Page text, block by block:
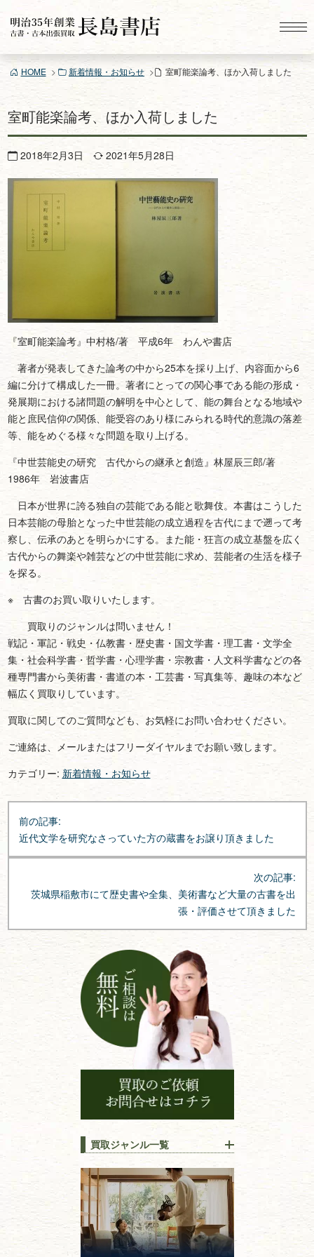
ン
ツ
ス
キ
プ
HOME 新着情報・お知らせ 室町能楽論考、ほか入荷しました
室町能楽論考、ほか入荷しました
2018年2月3日 2021年5月28日
『室町能楽論考』中村格/著 平成6年 わんや書店
著者が発表してきた論考の中から25本を採り上げ、内容面から6
編に分けて構成した一冊。著者にとっての関心事である能の形成・
発展期における諸問題の解明を中心として、能の舞台となる地域や
能と庶民信仰の関係、能受容のあり様にみられる時代的意識の落差
等、能をめぐる様々な問題を取り上げる。
『中世芸能史の研究 古代からの継承と創造』林屋辰三郎/著
1986年 岩波書店
日本が世界に誇る独自の芸能である能と歌舞伎。本書はこうした
日本芸能の母胎となった中世芸能の成立過程を古代にまで遡って考
察し、伝承のあとを明らかにする。また能・狂言の成立基盤を広く
古代からの舞楽や雑芸などの中世芸能に求め、芸能者の生活を様子
を探る。
※ 古書のお買い取りいたします。
買取りのジャンルは問いません！
戦記・軍記・戦史・仏教書・歴史書・国文学書・理工書・文学全
集・社会科学書・哲学書・心理学書・宗教書・人文科学書などの各
種専門書から美術書・書道の本・工芸書・写真集等、趣味の本など
幅広く買取りしています。
買取に関してのご質問なども、お気軽にお問い合わせください。
ご連絡は、メールまたはフリーダイヤルまでお願い致します。
カテゴリー: 新着情報・お知らせ
投
稿
ナ
ビ
シ
ョ
ン
前の記事:
近代文学を研究なさっていた方の蔵書をお譲り頂きました
次の記事:
茨城県稲敷市にて歴史書や全集、美術書など大量の古書を出
張・評価させて頂きました
買取ジャンル一覧
江戸時代の書物
唐本・漢籍・
中国書物・朝鮮本
錦絵・浮世絵・版画・刷り物